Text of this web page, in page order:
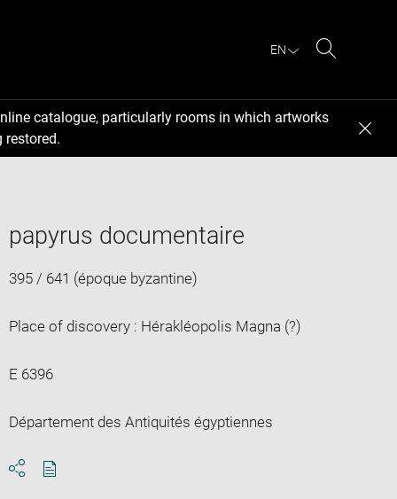
EN
catalogue, particularly rooms in which artworks
restored.
papyrus documentaire
395 / 641 (époque byzantine)
Place of discovery : Hérakléopolis Magna (?)
E 6396
Département des Antiquités égyptiennes